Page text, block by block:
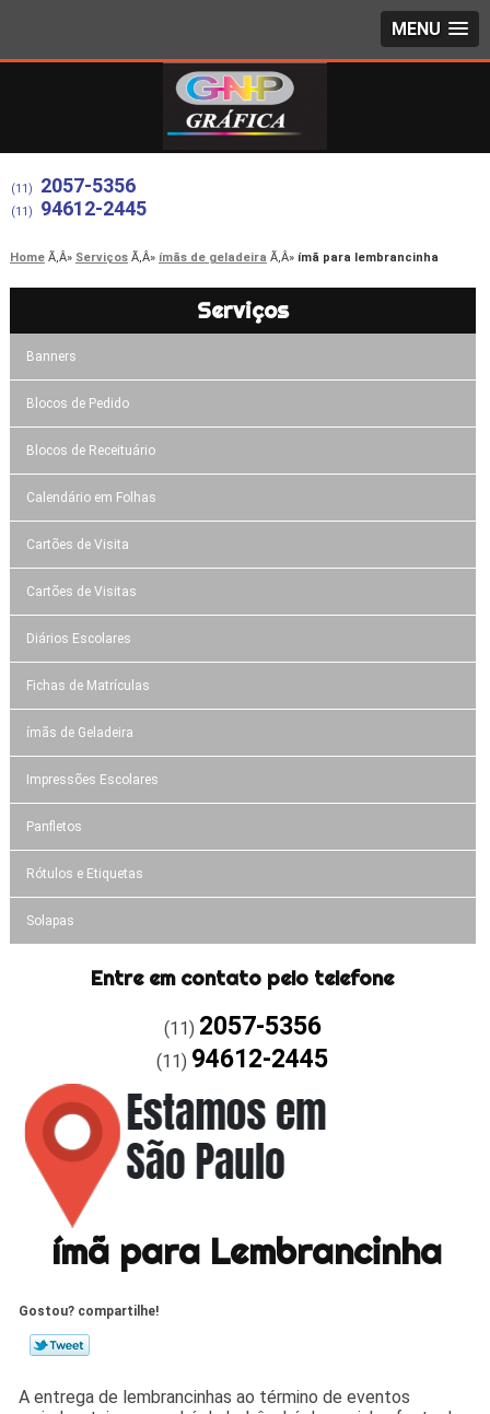
MENU
(11) 2057-5356
(11) 94612-2445
Home Serviços ímãs de geladeira ímã para lembrancinha
Serviços
Banners
Blocos de Pedido
Blocos de Receituário
Calendário em Folhas
Cartões de Visita
Cartões de Visitas
Diários Escolares
Fichas de Matrículas
ímãs de Geladeira
Impressões Escolares
Panfletos
Rótulos e Etiquetas
Solapas
Entre em contato pelo telefone
(11) 2057-5356
(11) 94612-2445
ímã para Lembrancinha
Gostou? compartilhe!
A entrega de lembrancinhas ao término de eventos